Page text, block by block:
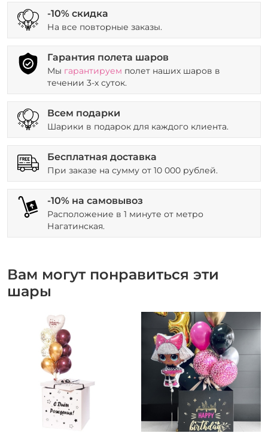
-10% скидка
На все повторные заказы.
Гарантия полета шаров
Мы гарантируем полет наших шаров в
течении 3-х суток.
Всем подарки
Шарики в подарок для каждого клиента.
Бесплатная доставка
При заказе на сумму от 10 000 рублей.
-10% на самовывоз
Расположение в 1 минуте от метро
Нагатинская.
Вам могут понравиться эти
шары